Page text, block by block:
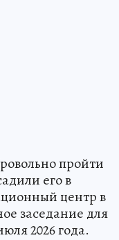
пройти
его в
центр в
заседание для
2026 года.